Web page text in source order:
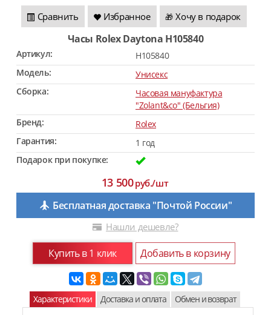
Сравнить Избранное 🎁 Хочу в подарок
Часы Rolex Daytona H105840
Артикул:
H105840
Модель:
Унисекс
Сборка:
Часовая мануфактура
"Zolant&co" (Бельгия)
Бренд:
Rolex
Гарантия:
1 год
Подарок при покупке:
13 500руб./шт
Бесплатная доставка "Почтой России"
Нашли дешевле?
Купить в 1 клик Добавить в корзину
Характеристики Доставка и оплата Обмен и возврат